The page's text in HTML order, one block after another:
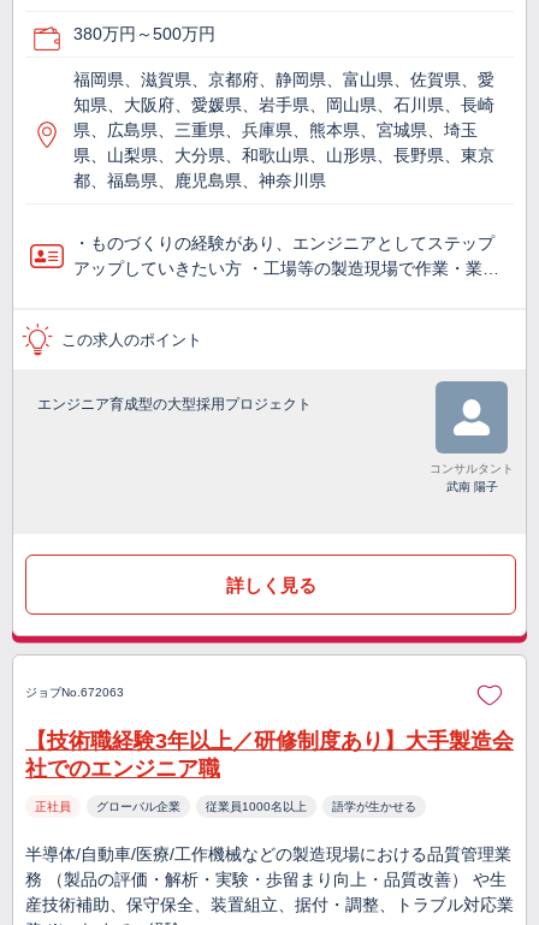
380万円～500万円
福岡県、滋賀県、京都府、静岡県、富山県、佐賀県、愛
知県、大阪府、愛媛県、岩手県、岡山県、石川県、長崎
県、広島県、三重県、兵庫県、熊本県、宮城県、埼玉
県、山梨県、大分県、和歌山県、山形県、長野県、東京
都、福島県、鹿児島県、神奈川県
・ものづくりの経験があり、エンジニアとしてステップ
アップしていきたい方 ・工場等の製造現場で作業・業…
この求人のポイント
エンジニア育成型の大型採用プロジェクト
コンサルタント
武南 陽子
詳しく見る
ジョブNo.672063
【技術職経験3年以上／研修制度あり】大手製造会
社でのエンジニア職
正社員 グローバル企業 従業員1000名以上 語学が生かせる
半導体/自動車/医療/工作機械などの製造現場における品質管理業
務 （製品の評価・解析・実験・歩留まり向上・品質改善） や生
産技術補助、保守保全、装置組立、据付・調整、トラブル対応業